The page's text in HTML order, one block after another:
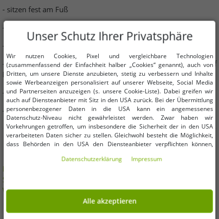
- sitzen fest am Fuß
- wohlig warm und weich
- oft mit Noppen für Anti-Rutsch-Effekt
- ermöglichen hohen Tragekomfort überall zu Hause und auf
Reisen
- eignen sich ebenfalls um sie während des Schlafens zu tragen
- Material oft aus Baumwolle, Wolle oder Kunstfaser
Produktkategorien
Herren Socken »
Socken »
Wandersocken » Socken Günstig »
Unser Schutz Ihrer Privatsphäre
Wir nutzen Cookies, Pixel und vergleichbare Technologien
(zusammenfassend der Einfachheit halber „Cookies“ genannt), auch von
Dritten, um unsere Dienste anzubieten, stetig zu verbessern und Inhalte
sowie Werbeanzeigen personalisiert auf unserer Webseite, Social Media
und Partnerseiten anzuzeigen (s. unsere Cookie-Liste). Dabei greifen wir
auch auf Diensteanbieter mit Sitz in den USA zurück. Bei der Übermittlung
personenbezogener Daten in die USA kann ein angemessenes
Datenschutz-Niveau nicht gewährleistet werden. Zwar haben wir
Vorkehrungen getroffen, um insbesondere die Sicherheit der in den USA
verarbeiteten Daten sicher zu stellen. Gleichwohl besteht die Möglichkeit,
dass Behörden in den USA den Diensteanbieter verpflichten können,
im Einzelfall auf Basis entsprechender US-Gesetzgebung, ein wirksamer
Zugriff informiert wirst. Mit Deiner Einwilligung gem. Art. 49 Abs. 1 lit. a
DSGVO erklärst Du Dich in die Übermittlung in die USA für einverstanden
(s.a. unsere Datenschutzerklärung). Du hast die Wahl, ob nur notwendige
Cookies verwendet werden sollen oder ob Du darüber hinaus weitere
Daten­schutz­erklärung Impressum
Alle akzeptieren